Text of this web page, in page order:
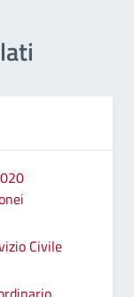
Civile